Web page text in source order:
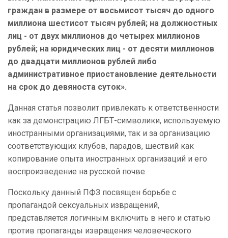
граждан в размере от восьмисот тысяч до одного
миллиона шестисот тысяч рублей; на должностных
лиц - от двух миллионов до четырех миллионов
рублей; на юридических лиц - от десяти миллионов
до двадцати миллионов рублей либо
административное приостановление деятельности
на срок до девяноста суток».
Данная статья позволит привлекать к ответственности
как за демонстрацию ЛГБТ-символики, используемую
иностранными организациями, так и за организацию
соответствующих клубов, парадов, шествий как
копирование опыта иностранных организаций и его
воспроизведение на русской почве.
Поскольку данный ПФЗ посвящен борьбе с
пропагандой сексуальных извращений,
представляется логичным включить в него и статью
против пропаганды извращения человеческого